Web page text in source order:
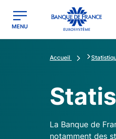
Banque de France - Menu
MENU
Accueil
La Banque de
notamment des